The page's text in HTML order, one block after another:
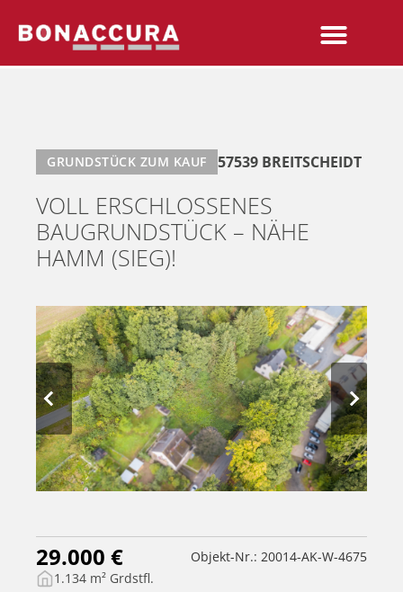
GRUNDSTÜCK ZUM KAUF 57539 BREITSCHEIDT
VOLL ERSCHLOSSENES
BAUGRUNDSTÜCK – NÄHE
HAMM (SIEG)!
29.000 €
Objekt-Nr.: 20014-AK-W-4675
1.134 m² Grdstfl.